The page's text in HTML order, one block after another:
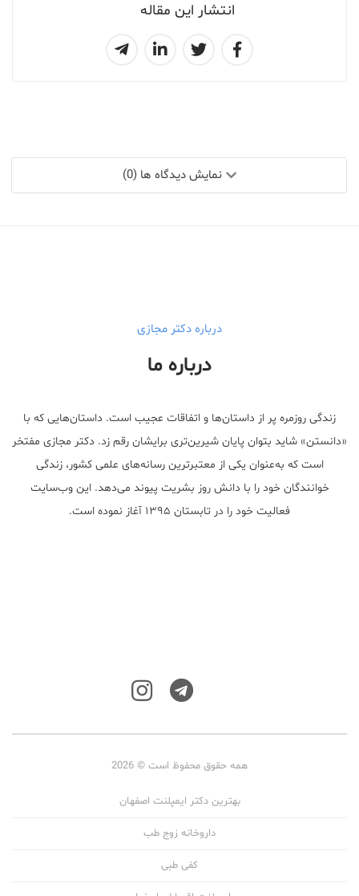
انتشار این مقاله
نمایش دیدگاه ها (0)
درباره دکتر مجازی
درباره ما
زندگی روزمره پر از داستان‌ها و اتفاقات عجیب است. داستان‌هایی که با
«دانستن» شاید بتوان پایان شیرین‌تری برایشان رقم زد. دکتر مجازی مفتخر
است که به‌عنوان یکی از معتبر‌ترین رسانه‌های علمی کشور، زندگی
خوانندگان خود را با دانش روز بشریت پیوند می‌دهد. این وب‌سایت
فعالیت خود را در تابستان ۱۳۹۵ آغاز نموده است.
همه حقوق محفوظ است © 2026
بهترین دکتر ایمپلنت اصفهان
داروخانه زوج طب
کفی طبی